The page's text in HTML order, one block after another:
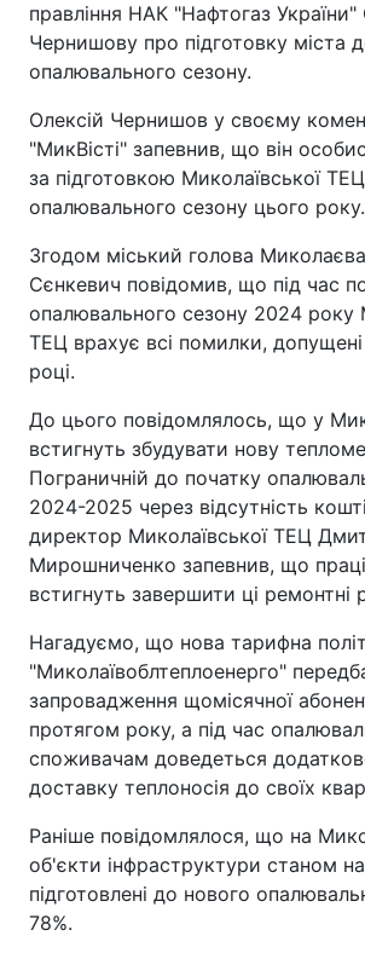
правління НАК "Нафтогаз України"
Чернишову про підготовку міста
опалювального сезону.
Олексій Чернишов у своєму
"МикВісті" запевнив, що він
за підготовкою Миколаївської
опалювального сезону цього року.
Згодом міський голова
Сєнкевич повідомив, що під час
опалювального сезону 2024 року
ТЕЦ врахує всі помилки,
році.
До цього повідомлялось, що у
встигнуть збудувати нову
Пограничній до початку
2024-2025 через відсутність
директор Миколаївської ТЕЦ
Мирошниченко запевнив, що
встигнуть завершити ці ремонтні
Нагадуємо, що нова тарифна
"Миколаївоблтеплоенерго"
запровадження щомісячної
протягом року, а під час
споживачам доведеться
доставку теплоносія до своїх
Раніше повідомлялося, що на
об'єкти інфраструктури станом
підготовлені до нового
78%.